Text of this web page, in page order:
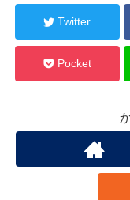
Twitter
Pocket